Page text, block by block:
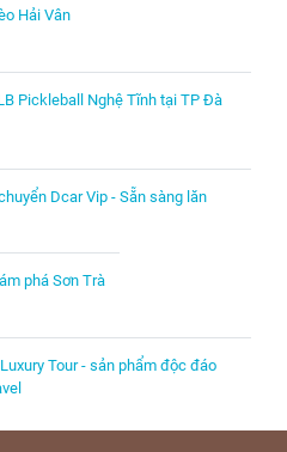
Hải Vân
Pickleball Nghệ Tĩnh tại TP Đà
Dcar Vip - Sẵn sàng lăn
phá Sơn Trà
Tour - sản phẩm độc đáo